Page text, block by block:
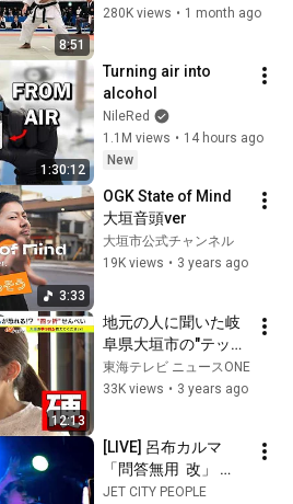
8:51
Brutal
280K views • 1 month ago
1:30:12
Turning air into
alcohol
NileRed
1.1M views • 14 hours ago
New
3:33
OGK State of Mind
大垣音頭ver
大垣市公式チャンネル
19K views • 3 years ago
12:13
地元の人に聞いた岐
阜県大垣市の"テッパ
ン4選"「大垣城」
「田中屋せんべい総
SUP体験」
東海テレビ ニュースONE
33K views • 3 years ago
[LIVE] 呂布カルマ
「問答無用  改」
20100821@EDITS
JET CITY PEOPLE